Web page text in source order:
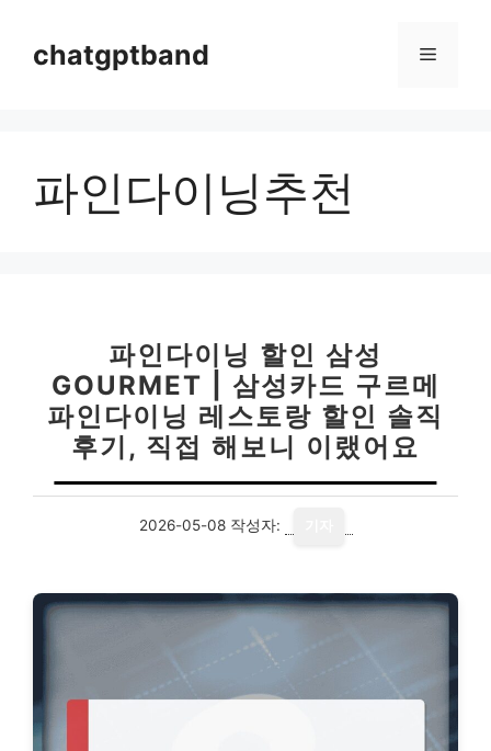
chatgptband 메
파인다이닝추천
파인다이닝 할인 삼성
GOURMET | 삼성카드 구르메
파인다이닝 레스토랑 할인 솔직
후기, 직접 해보니 이랬어요
2026-05-08 작성자: